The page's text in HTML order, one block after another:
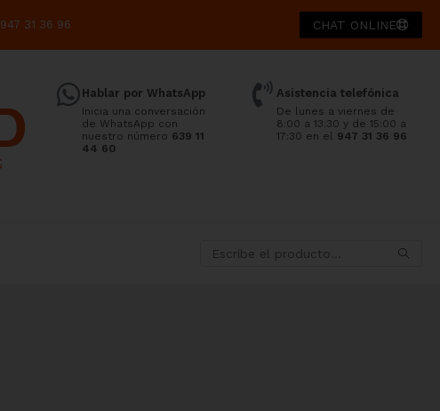
947 31 36 96 CHAT ONLINE
Hablar por WhatsApp
Inicia una conversación
de WhatsApp con
nuestro número 639 11
44 60
Asistencia telefónica
De lunes a viernes de
8:00 a 13:30 y de 15:00 a
17:30 en el 947 31 36 96